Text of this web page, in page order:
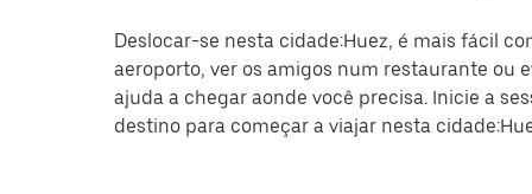
Deslocar-se nesta cidade:Huez, é mais fácil
aeroporto, ver os amigos num restaurante ou
ajuda a chegar aonde você precisa. Inicie a
destino para começar a viajar nesta